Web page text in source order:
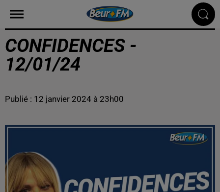
CONFIDENCES -
12/01/24
Publié : 12 janvier 2024 à 23h00